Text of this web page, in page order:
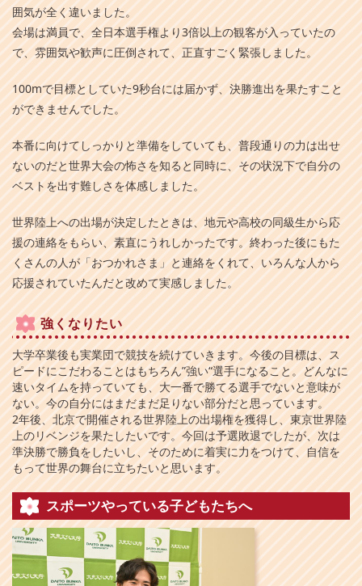
囲気が全く違いました。
会場は満員で、全日本選手権より3倍以上の観客が入っていたの
で、雰囲気や歓声に圧倒されて、正直すごく緊張しました。
100mで目標としていた9秒台には届かず、決勝進出を果たすこと
ができませんでした。
本番に向けてしっかりと準備をしていても、普段通りの力は出せ
ないのだと世界大会の怖さを知ると同時に、その状況下で自分の
ベストを出す難しさを体感しました。
世界陸上への出場が決定したときは、地元や高校の同級生から応
援の連絡をもらい、素直にうれしかったです。終わった後にもた
くさんの人が「おつかれさま」と連絡をくれて、いろんな人から
応援されていたんだと改めて実感しました。
強くなりたい
大学卒業後も実業団で競技を続けていきます。今後の目標は、ス
ピードにこだわることはもちろん”強い“選手になること。どんなに
速いタイムを持っていても、大一番で勝てる選手でないと意味が
ない。今の自分にはまだまだ足りない部分だと思っています。
2年後、北京で開催される世界陸上の出場権を獲得し、東京世界陸
上のリベンジを果たしたいです。今回は予選敗退でしたが、次は
準決勝で勝負をしたいし、そのために着実に力をつけて、自信を
もって世界の舞台に立ちたいと思います。
スポーツやっている子どもたちへ